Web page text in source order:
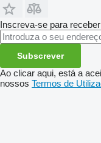
Inscreva-se para
Subscrever
Ao clicar aqui, está a
nossos Termos de